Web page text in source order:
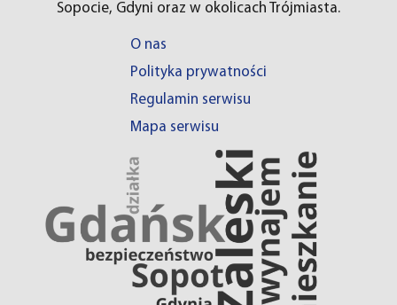
Sopocie, Gdyni oraz w okolicach Trójmiasta.
O nas
Polityka prywatności
Regulamin serwisu
Mapa serwisu